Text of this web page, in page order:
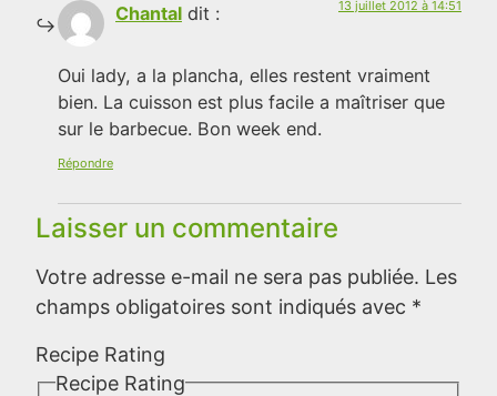
Chantal dit : 13 juillet 2012 à 14:51
Oui lady, a la plancha, elles restent vraiment
bien. La cuisson est plus facile a maîtriser que
sur le barbecue. Bon week end.
Répondre
Laisser un commentaire
Votre adresse e-mail ne sera pas publiée. Les
champs obligatoires sont indiqués avec *
Recipe Rating
Recipe Rating